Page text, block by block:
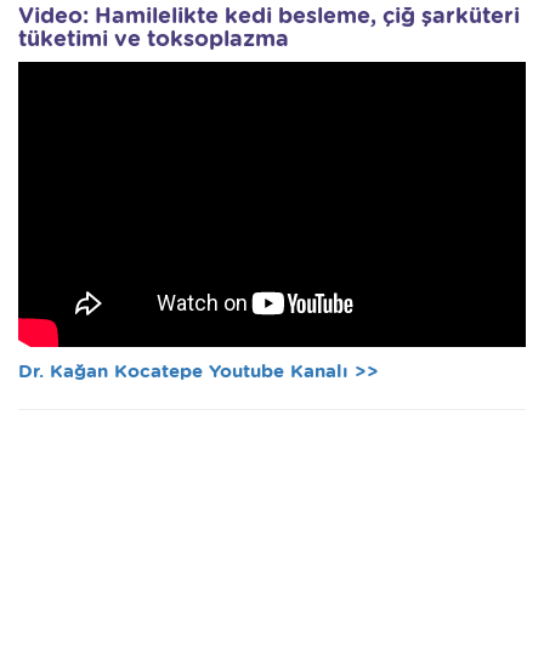
Video: Hamilelikte kedi besleme, çiğ şarküteri
tüketimi ve toksoplazma
Dr. Kağan Kocatepe Youtube Kanalı >>